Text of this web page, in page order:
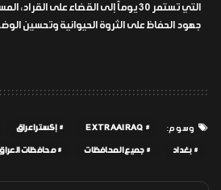
التي تستمر 30 يوماً إلى القضاء على
جهود الحفاظ على الثروة الحيوانية وتحسين
وسوم: EXTRAAIRAQ إكسترا عراق
بغداد جميع المحافظات محافظات